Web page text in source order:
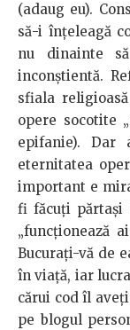
(adaug eu).
să-i înţeleagă
nu dinainte
inconştientă.
sfiala
opere socotite
epifanie). Dar
eternitatea
important e
fi făcuţi părtaşi
„funcţionează
Bucuraţi-vă de
în viaţă, iar
cărui cod îl
pe blogul